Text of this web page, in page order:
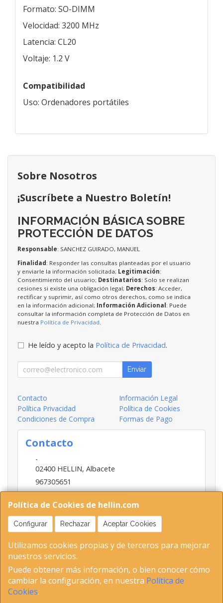
Formato: SO-DIMM
Velocidad: 3200 MHz
Latencia: CL20
Voltaje: 1.2 V
Compatibilidad
Uso: Ordenadores portátiles
Política de Cookies de hellin.com
Configurar Rechazar Aceptar Cookies
Utilizamos cookies propias y de terceros para mejorar
nuestros servicios.
Puede obtener más información, o bien conocer cómo
cambiar la configuración, en nuestra Política de
Cookies.
Sobre Nosotros
¡Suscríbete a Nuestro Boletín!
INFORMACIÓN BÁSICA SOBRE
PROTECCIÓN DE DATOS
Responsable: SANCHEZ GUIRADO, MANUEL
Finalidad: Responder las consultas planteadas por el usuario
y enviarle la información solicitada; Legitimación:
Consentimiento del usuario; Destinatarios: Solo se realizan
cesiones si existe una obligación legal; Derechos: Acceder,
rectificar y suprimir, así como otros derechos, como se indica
en la información adicional; Información Adicional: Puede
consultar la información completa de Protección de Datos en
nuestra Política de Privacidad
He leído y acepto la Política de Privacidad.
Enviar
Contacto
Información Legal
Política Privacidad
Política de Cookies
Condiciones de Compra
Formas de Pago
Contacto
-
02400 HELLIN, Albacete
967305651
INFO@HELLIN.COM
Horario
09:00-13:30; 16:30-20:30
02400 Hellin (Albacete ) Tel 653893802-967305651 C.I.F-
5153379E